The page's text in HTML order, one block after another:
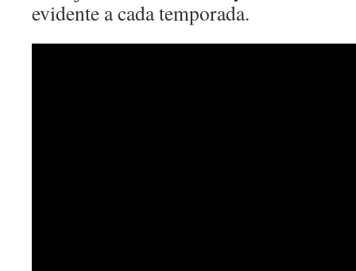
evidente a cada temporada.